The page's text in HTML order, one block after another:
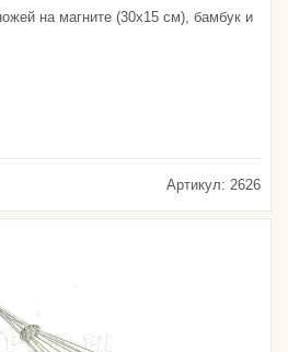
на магните (30х15 см), бамбук и
Артикул: 2626